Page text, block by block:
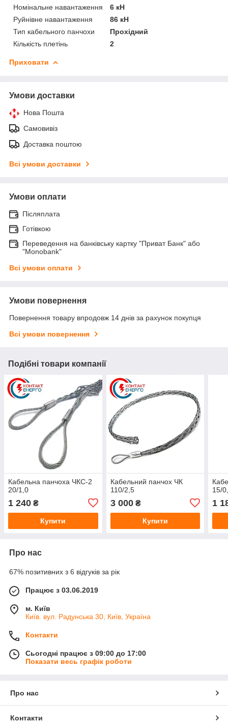
Номінальне навантаження
6 кН
Руйнівне навантаження
86 кН
Тип кабельного панчохи
Прохідний
Кількість плетінь
2
Приховати
Умови доставки
Нова Пошта
Самовивіз
Доставка поштою
Всі умови доставки
Умови оплати
Післяплата
Готівкою
Переведення на банківську картку "Приват Банк" або
"Monobank"
Всі умови оплати
Умови повернення
Повернення товару впродовж 14 днів за рахунок покупця
Всі умови повернення
Подібні товари компанії
Кабельна панчоха ЧКС-2
20/1,0
1 240 ₴
Купити
Кабельний панчох ЧК
110/2,5
3 000₴
Купити
15/
1
Про нас
67% позитивних з 6 відгуків за рік
Працює з 03.06.2019
м. Київ
Київ. вул. Радунська 30, Київ, Україна
Контакти
Сьогодні працює з 09:00 до 17:00
Показати весь графік роботи
Про нас
Контакти